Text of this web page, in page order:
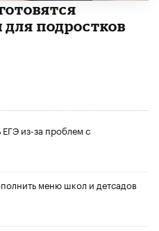
для подростков
из-за проблем с
меню школ и детсадов